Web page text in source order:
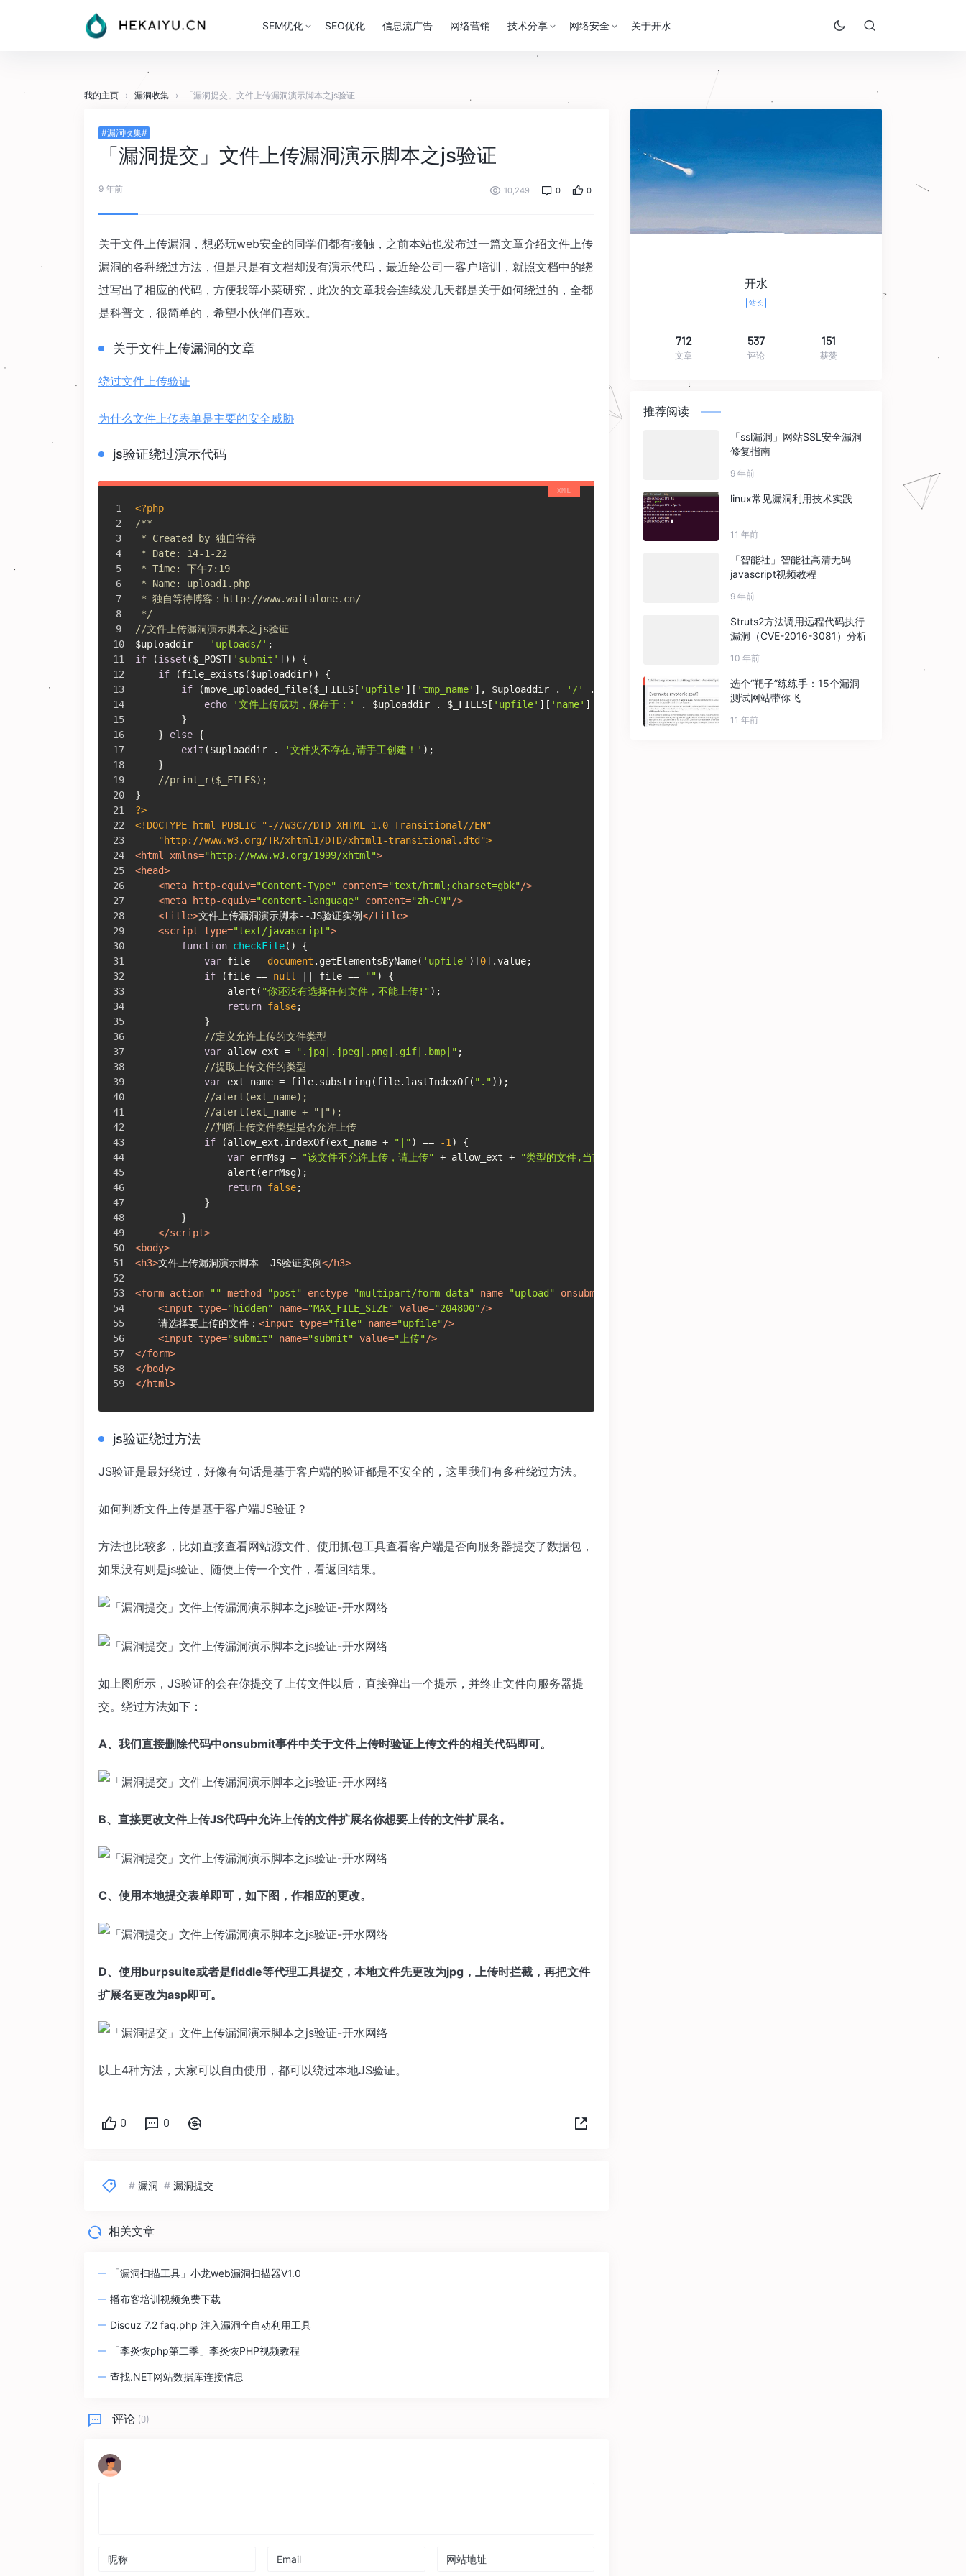
SEM优化 SEO优化 信息流广告 网络营销 技术分享 网络安全 关于开水
我的主页 › 漏洞收集 › 「漏洞提交」文件上传漏洞演示脚本之js验证
#漏洞收集#
「漏洞提交」文件上传漏洞演示脚本之js验证
9 年前 10,249 0 0
关于文件上传漏洞，想必玩web安全的同学们都有接触，之前本站也发布过一篇文章介绍文件上传
漏洞的各种绕过方法，但是只是有文档却没有演示代码，最近给公司一客户培训，就照文档中的绕
过写出了相应的代码，方便我等小菜研究，此次的文章我会连续发几天都是关于如何绕过的，全都
是科普文，很简单的，希望小伙伴们喜欢。
关于文件上传漏洞的文章
绕过文件上传验证
为什么文件上传表单是主要的安全威胁
js验证绕过演示代码
<?php
/**
* Created by 独自等待
* Date: 14-1-22
* Time: 下午7:19
* Name: upload1.php
* 独自等待博客：http://www.waitalone.cn/
*/
//文件上传漏洞演示脚本之js验证
$uploaddir =
'uploads/' ;
if (isset ($_POST[ 'submit' ])) {
if (file_exists($uploaddir)) {
if (move_uploaded_file($_FILES[ 'upfile' ][ 'tmp_name' ], $uploaddir . '/' . $_FILES[ 'name'])) {
echo
'文件上传成功，保存于：' . $uploaddir . $_FILES[ 'upfile' ][ 'name' ] .
        }
    }
else {
exit ($uploaddir . '文件夹不存在,请手工创建！' );
    }
//print_r($_FILES);
}
?>
<!DOCTYPE html PUBLIC "-//W3C//DTD XHTML 1.0 Transitional//EN"
    "http://www.w3.org/TR/xhtml1/DTD/xhtml1-transitional.dtd">
<html xmlns="http://www.w3.org/1999/xhtml">
<head>
<meta http-equiv="Content-Type" content="text/html;charset=gbk" />
<meta http-equiv="content-language" content="zh-CN" />
<title>文件上传漏洞演示脚本--JS验证实例</title>
<script type="text/javascript">
function checkFile( ) {
var file = document .getElementsByName( 'upfile' )[0].value;
if (file == null || file == "" ) {
                alert(
"你还没有选择任何文件，不能上传!" );
return false;
            }
//定义允许上传的文件类型
var allow_ext = ".jpg|.jpeg|.png|.gif|.bmp|" ;
//提取上传文件的类型
var ext_name = file.substring(file.lastIndexOf( "." ));
//alert(ext_name);
//alert(ext_name + "|");
//判断上传文件类型是否允许上传
if (allow_ext.indexOf(ext_name + "|" ) == -1 ) {
var errMsg = "该文件不允许上传，请上传" + allow_ext + "类型的文件,当前文件类型为："
                alert(errMsg);
return false;
            }
        }
</script>
<body>
<h3>文件上传漏洞演示脚本--JS验证实例</h3>
<form action="" method="post" enctype="multipart/form-data" name="upload" onsubmit
<input type="hidden" name="MAX_FILE_SIZE" value="204800" />
    请选择要上传的文件：
<input type="file" name="upfile" />
<input type="submit" name="submit" value="上传" />
</form>
</body>
</html>
js验证绕过方法
JS验证是最好绕过，好像有句话是基于客户端的验证都是不安全的，这里我们有多种绕过方法。
如何判断文件上传是基于客户端JS验证？
方法也比较多，比如直接查看网站源文件、使用抓包工具查看客户端是否向服务器提交了数据包，
如果没有则是js验证、随便上传一个文件，看返回结果。
如上图所示，JS验证的会在你提交了上传文件以后，直接弹出一个提示，并终止文件向服务器提
交。绕过方法如下：
A、我们直接删除代码中onsubmit事件中关于文件上传时验证上传文件的相关代码即可。
B、直接更改文件上传JS代码中允许上传的文件扩展名你想要上传的文件扩展名。
C、使用本地提交表单即可，如下图，作相应的更改。
D、使用burpsuite或者是fiddle等代理工具提交，本地文件先更改为jpg，上传时拦截，再把文件
扩展名更改为asp即可。
以上4种方法，大家可以自由使用，都可以绕过本地JS验证。
0 0
# 漏洞 # 漏洞提交
相关文章
「漏洞扫描工具」小龙web漏洞扫描器V1.0
播布客培训视频免费下载
Discuz 7.2 faq.php 注入漏洞全自动利用工具
「李炎恢php第二季」李炎恢PHP视频教程
查找.NET网站数据库连接信息
评论 (0)
开水
站长
712
文章
537
评论
151
获赞
推荐阅读
「ssl漏洞」网站SSL安全漏洞
修复指南
9 年前
linux常见漏洞利用技术实践
11 年前
「智能社」智能社高清无码
javascript视频教程
9 年前
Struts2方法调用远程代码执行
漏洞（CVE-2016-3081）分析
10 年前
选个“靶子”练练手：15个漏洞
测试网站带你飞
11 年前